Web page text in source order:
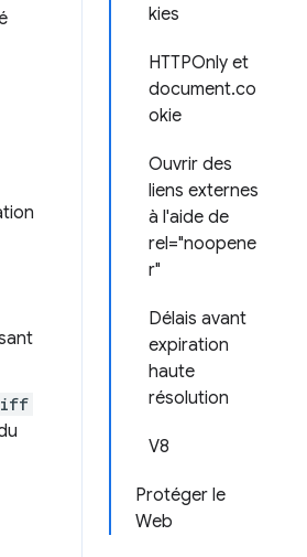
kies
HTTPOnly et
document.co
okie
Ouvrir des
liens externes
à l'aide de
rel="noopene
r"
Délais avant
expiration
haute
résolution
V8
Protéger le
Web